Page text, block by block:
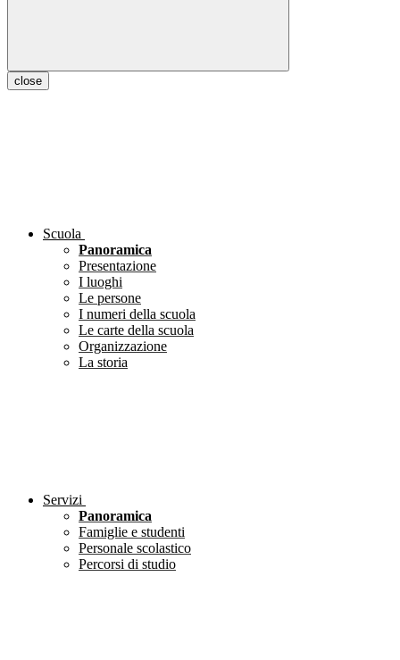
close
Scuola
Panoramica
Presentazione
I luoghi
Le persone
I numeri della scuola
Le carte della scuola
Organizzazione
La storia
Servizi
Panoramica
Famiglie e studenti
Personale scolastico
Percorsi di studio